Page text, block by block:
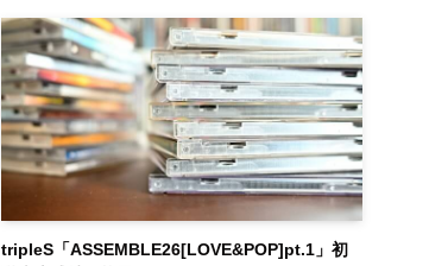
tripleS「ASSEMBLE26[LOVE&POP]pt.1」初